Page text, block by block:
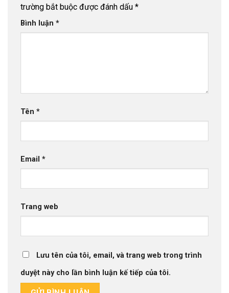
trường bắt buộc được đánh dấu *
Bình luận *
Tên *
Email *
Trang web
Lưu tên của tôi, email, và trang web trong trình
duyệt này cho lần bình luận kế tiếp của tôi.